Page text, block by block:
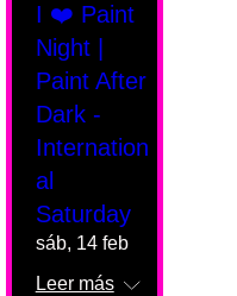
I ❤️ Paint
Night |
Paint After
Dark -
Internation
al
Saturday
sáb, 14 feb
Leer más